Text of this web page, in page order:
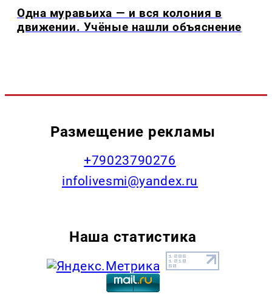
Одна муравьиха — и вся колония в
движении. Учёные нашли объяснение
Размещение рекламы
+79023790276
infolivesmi@yandex.ru
Наша статистика